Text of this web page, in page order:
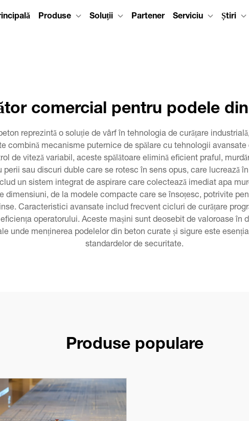
Produse Soluții Partener Serviciu Știri
comercial pentru podele
reprezintă o soluție de vârf în tehnologia de curățare
combină mecanisme puternice de spălare cu tehnologii
de viteză variabil, aceste spălătoare elimină eficient praful,
sau discuri duble care se rotesc în sens opus, care lucrează
un sistem integrat de aspirare care colectează imediat apa
dimensiuni, de la modele compacte care se însoțesc, potrivite
Caracteristici avansate includ frecvent cicluri de curățare
operatorului. Aceste mașini sunt deosebit de valoroase în
unde menținerea podelelor din beton curate și sigure este
standardelor de securitate.
Produse populare